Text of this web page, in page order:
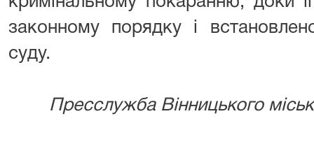
законному порядку і
суду.
Пресслужба Вінницького